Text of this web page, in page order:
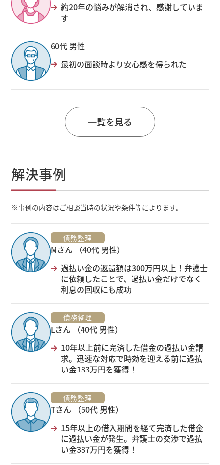
約20年の悩みが解消され、感謝していま
す
60代 男性
最初の面談時より安心感を得られた
一覧を見る
解決事例
※事例の内容はご相談当時の状況や条件等によります。
債務整理
Mさん （40代 男性）
過払い金の返還額は300万円以上！弁護士
に依頼したことで、過払い金だけでなく
利息の回収にも成功
債務整理
Lさん （40代 男性）
10年以上前に完済した借金の過払い金請
求。迅速な対応で時効を迎える前に過払
い金183万円を獲得！
債務整理
Tさん （50代 男性）
15年以上の借入期間を経て完済した借金
に過払い金が発生。弁護士の交渉で過払
い金387万円を獲得！